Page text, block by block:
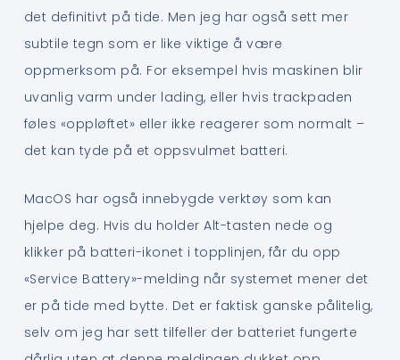
det definitivt på tide. Men jeg har også sett mer
subtile tegn som er like viktige å være
oppmerksom på. For eksempel hvis maskinen blir
uvanlig varm under lading, eller hvis trackpaden
føles «oppløftet» eller ikke reagerer som normalt –
det kan tyde på et oppsvulmet batteri.
MacOS har også innebygde verktøy som kan
hjelpe deg. Hvis du holder Alt-tasten nede og
klikker på batteri-ikonet i topplinjen, får du opp
«Service Battery»-melding når systemet mener det
er på tide med bytte. Det er faktisk ganske pålitelig,
selv om jeg har sett tilfeller der batteriet fungerte